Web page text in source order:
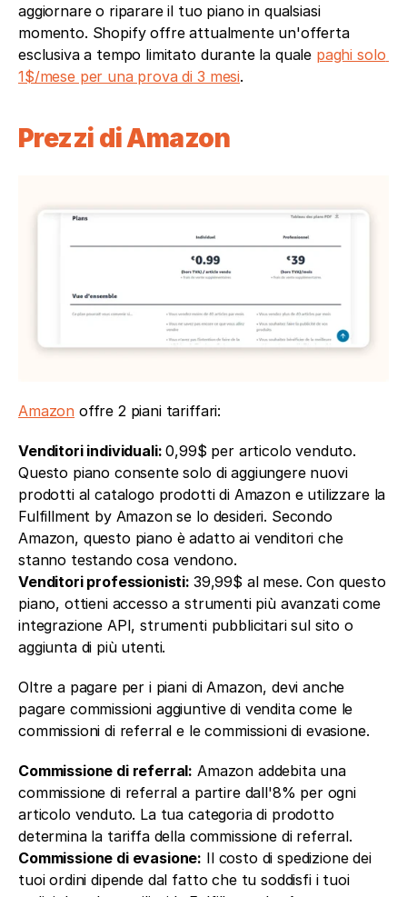
aggiornare o riparare il tuo piano in qualsiasi
momento. Shopify offre attualmente un'offerta
esclusiva a tempo limitato durante la quale paghi solo
1$/mese per una prova di 3 mesi.
Prezzi di Amazon
Amazon offre 2 piani tariffari:
Venditori individuali: 0,99$ per articolo venduto.
Questo piano consente solo di aggiungere nuovi
prodotti al catalogo prodotti di Amazon e utilizzare la
Fulfillment by Amazon se lo desideri. Secondo
Amazon, questo piano è adatto ai venditori che
stanno testando cosa vendono.
Venditori professionisti: 39,99$ al mese. Con questo
piano, ottieni accesso a strumenti più avanzati come
integrazione API, strumenti pubblicitari sul sito o
aggiunta di più utenti.
Oltre a pagare per i piani di Amazon, devi anche
pagare commissioni aggiuntive di vendita come le
commissioni di referral e le commissioni di evasione.
Commissione di referral: Amazon addebita una
commissione di referral a partire dall'8% per ogni
articolo venduto. La tua categoria di prodotto
determina la tariffa della commissione di referral.
Commissione di evasione: Il costo di spedizione dei
tuoi ordini dipende dal fatto che tu soddisfi i tuoi